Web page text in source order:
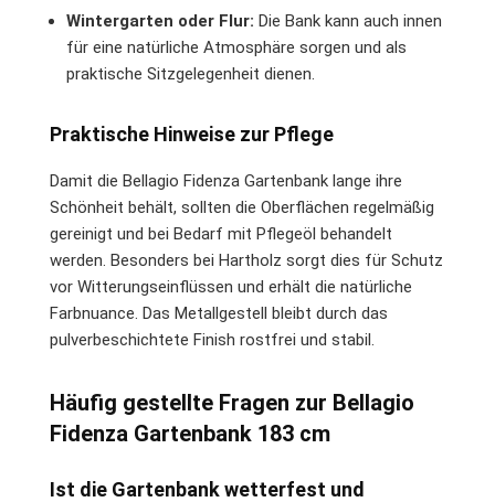
Wintergarten oder Flur: Die Bank kann auch innen
für eine natürliche Atmosphäre sorgen und als
praktische Sitzgelegenheit dienen.
Praktische Hinweise zur Pflege
Damit die Bellagio Fidenza Gartenbank lange ihre
Schönheit behält, sollten die Oberflächen regelmäßig
gereinigt und bei Bedarf mit Pflegeöl behandelt
werden. Besonders bei Hartholz sorgt dies für Schutz
vor Witterungseinflüssen und erhält die natürliche
Farbnuance. Das Metallgestell bleibt durch das
pulverbeschichtete Finish rostfrei und stabil.
Häufig gestellte Fragen zur Bellagio
Fidenza Gartenbank 183 cm
Ist die Gartenbank wetterfest und